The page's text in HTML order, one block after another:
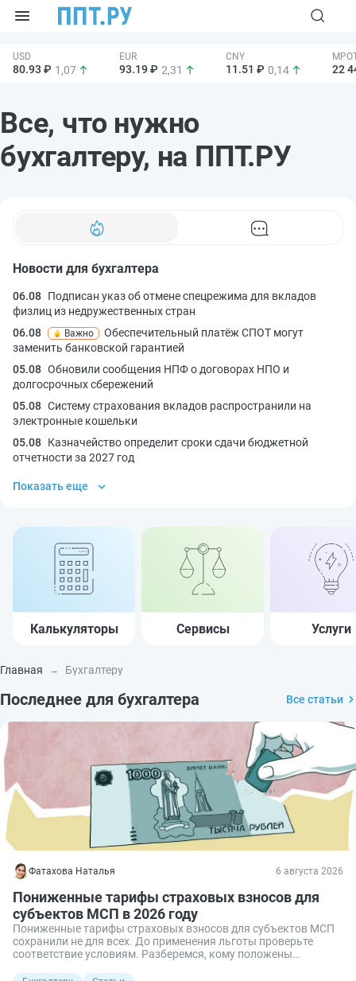
80.93 ₽ 1,07 93.19 ₽ 2,31 11.51 ₽ 0,14 22
Все, что нужно
бухгалтеру, на ППТ.РУ
Новости для бухгалтера
06.08 Подписан указ об отмене спецрежима для вкладов
физлиц из недружественных стран
06.08
Важно
Обеспечительный платёж СПОТ могут
заменить банковской гарантией
05.08 Обновили сообщения НПФ о договорах НПО и
долгосрочных сбережений
05.08 Систему страхования вкладов распространили на
электронные кошельки
05.08 Казначейство определит сроки сдачи бюджетной
отчетности за 2027 год
Показать еще
Калькуляторы Сервисы Услуги
Главная Бухгалтеру
Последнее для бухгалтера Все статьи
Фатахова Наталья 6 августа 2026
Пониженные тарифы страховых взносов для
субъектов МСП в 2026 году
Пониженные тарифы страховых взносов для субъектов МСП
сохранили не для всех. До применения льготы проверьте
соответствие условиям. Разберемся, кому положены